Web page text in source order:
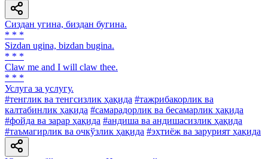
Сиздан угина, биздан бугина.
* * *
Sizdan ugina, bizdan bugina.
* * *
Claw me and I will claw thee.
* * *
Услуга за услугу.
#тенглик ва тенгсизлик ҳақида #тажрибакорлик ва
калтабинлик ҳақида #самарадорлик ва бесамарлик ҳақида
#фойда ва зарар ҳақида #андиша ва андишасизлик ҳақида
#таъмагирлик ва очкўзлик ҳақида #эҳтиёж ва зарурият ҳақида